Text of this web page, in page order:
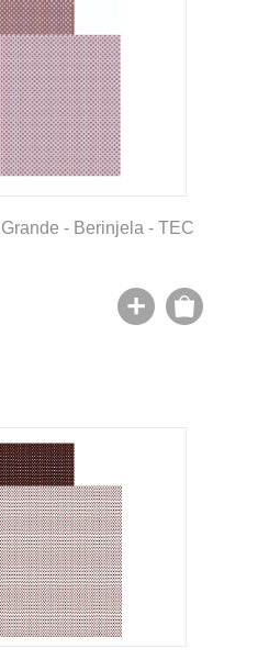
- Berinjela - TEC